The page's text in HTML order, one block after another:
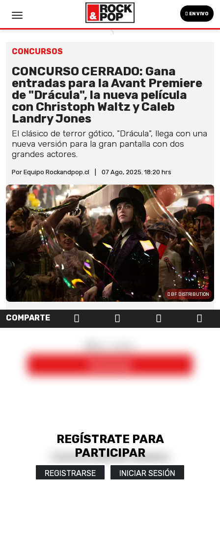
EN VIVO
CONCURSOS
CONCURSO CERRADO: Gana
entradas para la Avant Premiere
de "Drácula", la nueva película
con Christoph Waltz y Caleb
Landry Jones
El clásico de terror gótico, "Drácula", llega con una
nueva versión para la gran pantalla con dos
grandes actores.
Por Equipo Rockandpop.cl 07 Ago, 2025. 18:20 hrs
BF DISTRIBUTION
COMPARTE
REGÍSTRATE PARA
PARTICIPAR
REGISTRARSE INICIAR SESIÓN